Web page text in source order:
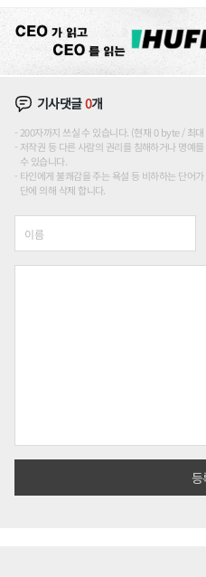
기사댓글0개
200자까지 쓰실 수 있습니다. (현재 0 byte / 최
저작권 등 다른 사람의 권리를 침해하거나 명예
수 있습니다.
타인에게 불쾌감을 주는 욕설 등 비하하는 단어
단에 의해 삭제 합니다.